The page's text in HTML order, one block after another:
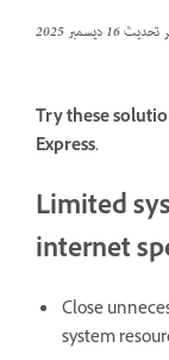
تحديث16 ديسمبر 2025
Try these
Express.
Limited
internet
Close
system